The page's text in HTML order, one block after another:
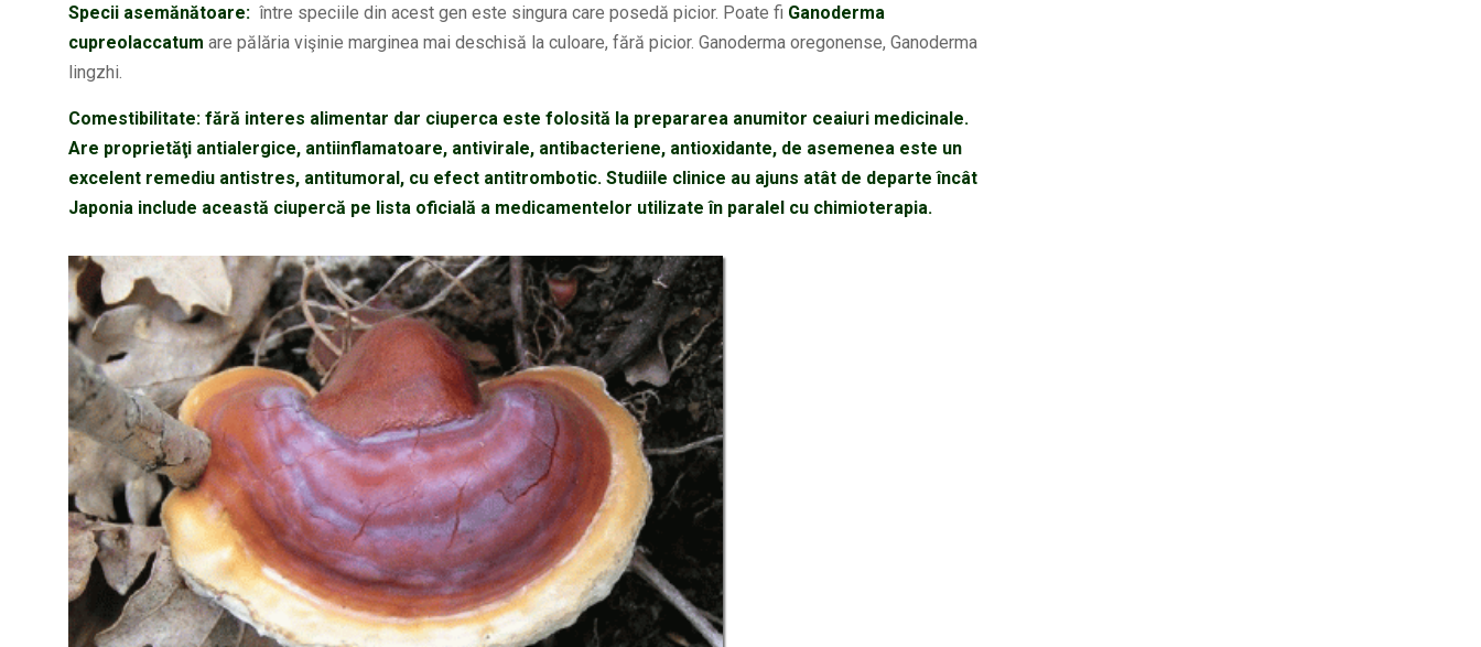
Specii asemănătoare: între speciile din acest gen este singura care posedă picior. Poate fi Ganoderma
cupreolaccatum are pălăria vişinie marginea mai deschisă la culoare, fără picior. Ganoderma oregonense, Ganoderma
lingzhi.
Comestibilitate: fără interes alimentar dar ciuperca este folosită la prepararea anumitor ceaiuri medicinale.
Are proprietăţi antialergice, antiinflamatoare, antivirale, antibacteriene, antioxidante, de asemenea este un
excelent remediu antistres, antitumoral, cu efect antitrombotic. Studiile clinice au ajuns atât de departe încât
Japonia include această ciupercă pe lista oficială a medicamentelor utilizate în paralel cu chimioterapia.